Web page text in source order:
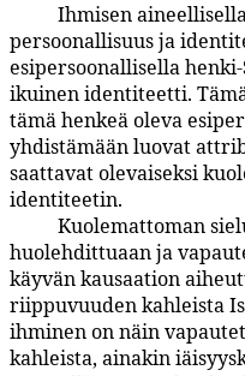
Ihmisen
persoonallisuus ja
esipersoonallisella
ikuinen identiteetti.
tämä henkeä oleva
yhdistämään luovat
saattavat olevaiseksi
identiteetin.
Kuolemattoman
huolehdittuaan ja
käyvän kausaation
riippuvuuden kahleista
ihminen on näin
kahleista, ainakin